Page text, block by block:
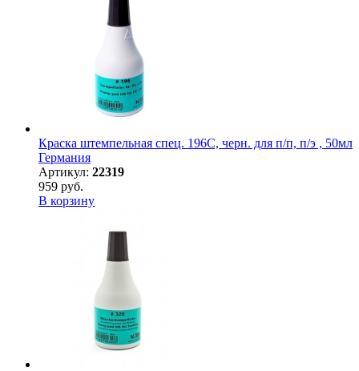
Краска штемпельная спец. 196С, черн. для п/п, п/э , 50мл
Германия
Артикул: 22319
959 руб.
В корзину